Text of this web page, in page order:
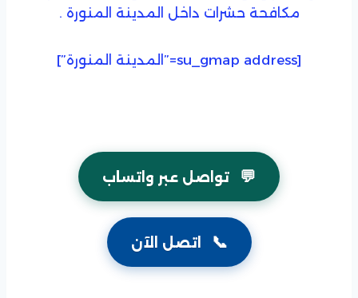
مكافحة حشرات داخل المدينة المنورة .
[su_gmap address=”المدينة المنورة”]
💬 تواصل عبر واتساب
📞 اتصل الآن